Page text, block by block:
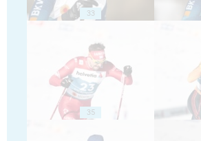
33
35